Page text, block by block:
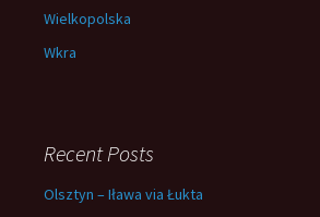
Wielkopolska
Wkra
Recent Posts
Olsztyn – Iława via Łukta